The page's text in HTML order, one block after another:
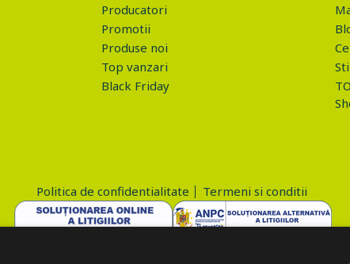
Producatori
Promotii
Produse noi
Top vanzari
Black Friday
Politica de confidentialitate
Termeni si conditii